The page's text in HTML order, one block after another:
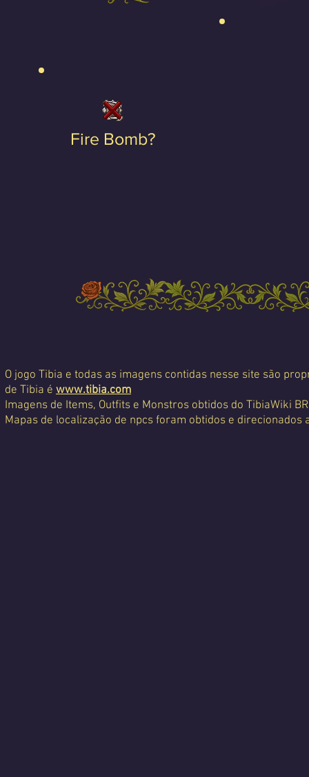
Fire Bomb?
O jogo Tibia e todas as imagens contidas nesse site são
de Tibia é www.tibia.com
Imagens de Items, Outfits e Monstros obtidos do TibiaWiki
Mapas de localização de npcs foram obtidos e direcionados